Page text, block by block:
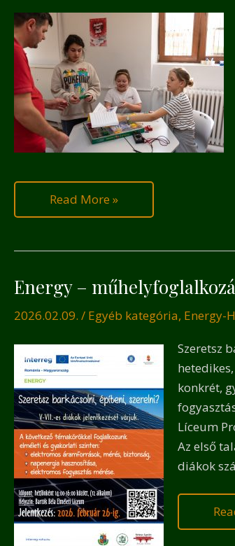
projekt
Read More »
Energy –
2026.02.09. / Egyéb kategória, Energy-
Szeretsz
konkrét,
Líceum
Az első
diákok